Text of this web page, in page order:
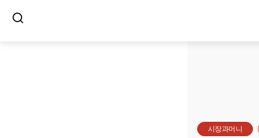
시장과머니